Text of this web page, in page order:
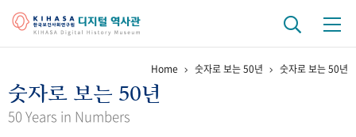
걸어온 길 기관 변천사 역대 기관장
Home 숫자로 보는 50년 숫자로 보는 50년
숫자로 보는 50년
50 Years in Numbers